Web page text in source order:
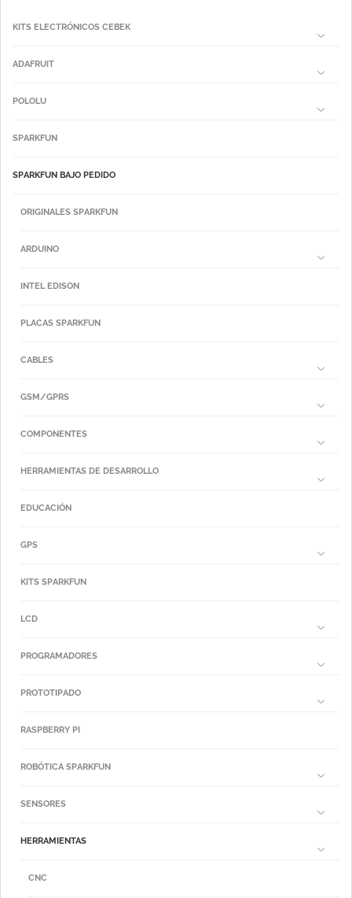
KITS ELECTRÓNICOS CEBEK
ADAFRUIT
POLOLU
SPARKFUN
SPARKFUN BAJO PEDIDO
ORIGINALES SPARKFUN
ARDUINO
INTEL EDISON
PLACAS SPARKFUN
CABLES
GSM/GPRS
COMPONENTES
HERRAMIENTAS DE DESARROLLO
EDUCACIÓN
GPS
KITS SPARKFUN
LCD
PROGRAMADORES
PROTOTIPADO
RASPBERRY PI
ROBÓTICA SPARKFUN
SENSORES
HERRAMIENTAS
CNC